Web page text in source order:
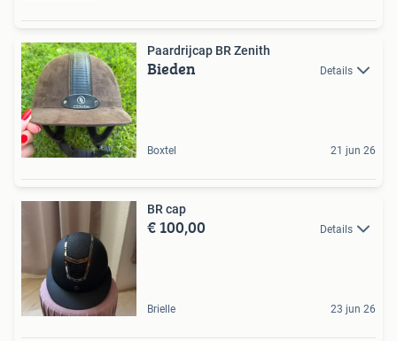
Paardrijcap BR Zenith
Bieden Details
Boxtel 21 jun 26
BR cap
€ 100,00 Details
Brielle 23 jun 26